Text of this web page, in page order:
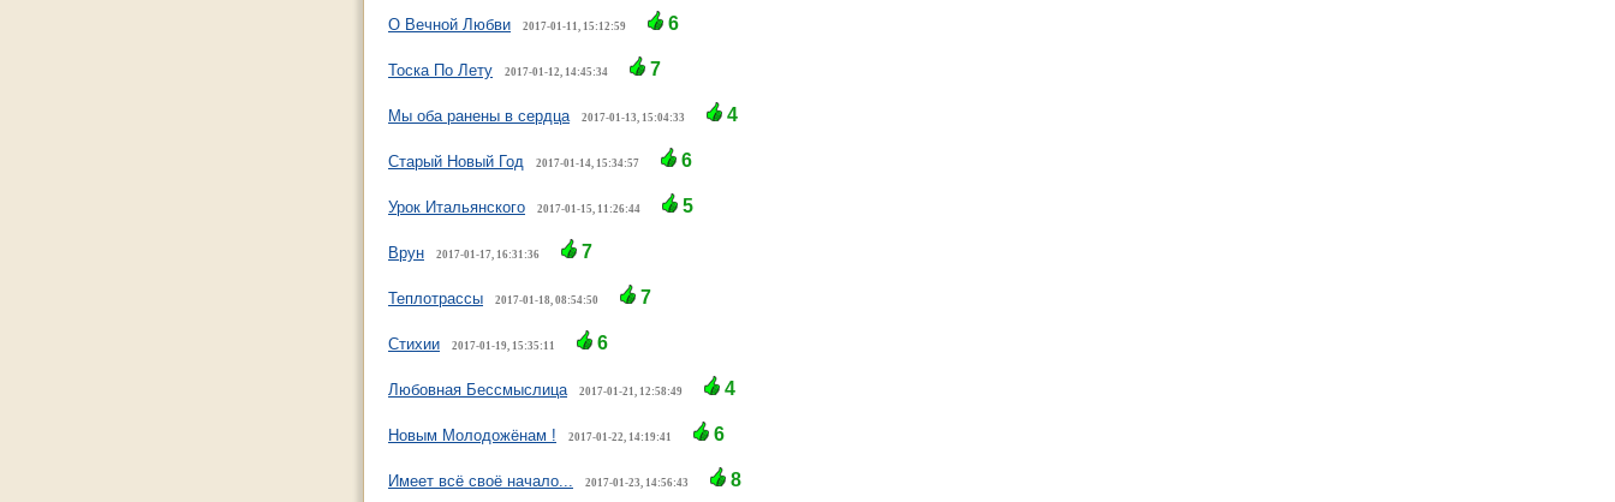
О Вечной Любви 2017-01-11, 15:12:59 6
Тоска По Лету 2017-01-12, 14:45:34 7
Мы оба ранены в сердца 2017-01-13, 15:04:33 4
Старый Новый Год 2017-01-14, 15:34:57 6
Урок Итальянского 2017-01-15, 11:26:44 5
Врун 2017-01-17, 16:31:36 7
Теплотрассы 2017-01-18, 08:54:50 7
Стихии 2017-01-19, 15:35:11 6
Любовная Бессмыслица 2017-01-21, 12:58:49 4
Новым Молодожёнам ! 2017-01-22, 14:19:41 6
Имеет всё своё начало... 2017-01-23, 14:56:43 8